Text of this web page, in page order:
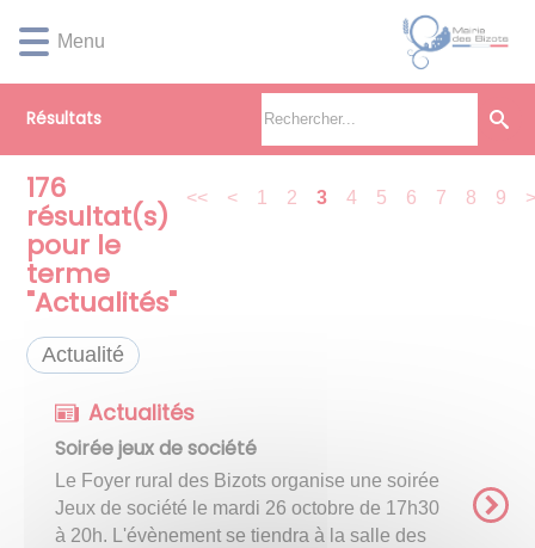
d'accès
menu
d'accès
contenu
principal
d'accès
recherche
d'accès
pied
de
page
Menu
Résultats
176
résultat(s)
pour le
terme
"Actualités"
<< < 1 2 3 4 5 6 7 8 9
Actualité
Actualités
Soirée jeux de société
Le Foyer rural des Bizots organise une soirée
Jeux de société le mardi 26 octobre de 17h30
à 20h. L'évènement se tiendra à la salle des